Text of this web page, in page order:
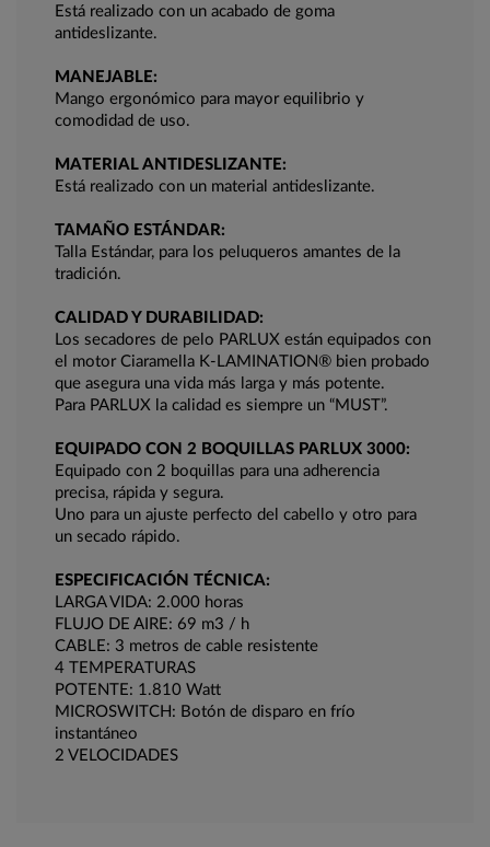
Está realizado con un acabado de goma
antideslizante.
MANEJABLE:
Mango ergonómico para mayor equilibrio y
comodidad de uso.
MATERIAL ANTIDESLIZANTE:
Está realizado con un material antideslizante.
TAMAÑO ESTÁNDAR:
Talla Estándar, para los peluqueros amantes de la
tradición.
CALIDAD Y DURABILIDAD:
Los secadores de pelo PARLUX están equipados con
el motor Ciaramella K-LAMINATION® bien probado
que asegura una vida más larga y más potente.
Para PARLUX la calidad es siempre un “MUST”.
EQUIPADO CON 2 BOQUILLAS PARLUX 3000:
Equipado con 2 boquillas para una adherencia
precisa, rápida y segura.
Uno para un ajuste perfecto del cabello y otro para
un secado rápido.
ESPECIFICACIÓN TÉCNICA:
LARGA VIDA: 2.000 horas
FLUJO DE AIRE: 69 m3 / h
CABLE: 3 metros de cable resistente
4 TEMPERATURAS
POTENTE: 1.810 Watt
MICROSWITCH: Botón de disparo en frío
instantáneo
2 VELOCIDADES